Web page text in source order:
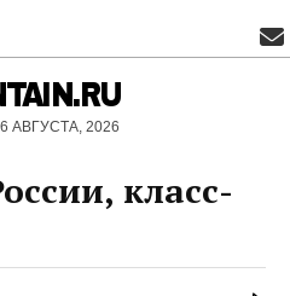
АВГУСТА, 2026
класс-